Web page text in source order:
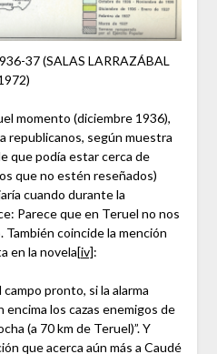
37 (SALAS LARRAZÁBAL
momento (diciembre 1936),
republicanos, según muestra
que podía estar cerca de
que no estén reseñados)
cuando durante la
Parece que en Teruel no nos
También coincide la mención
en la novela[iv]:
pronto, si la alarma
encima los cazas enemigos de
(a 70 km de Teruel)”. Y
que acerca aún más a Caudé